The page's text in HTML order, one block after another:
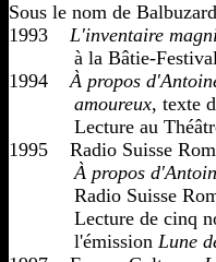
Sous le nom de
1993 L'inventaire
à la Bâtie-
1994 À propos
            amoureux
, texte
Lecture au
1995    Radio Suisse
À propos
Radio Suisse
Lecture de cinq
            l'émission
Lune